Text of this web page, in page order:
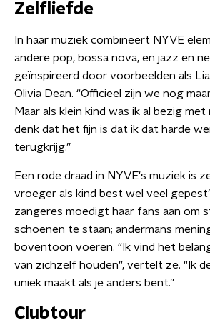
Zelfliefde
In haar muziek combineert NYVE
andere pop, bossa nova, en jazz en
geïnspireerd door voorbeelden als
Olivia Dean. “Officieel zijn we nog
Maar als klein kind was ik al bezig met
denk dat het fijn is dat ik dat harde
terugkrijg.”
Een rode draad in NYVE's muziek is
vroeger als kind best wel veel
zangeres moedigt haar fans aan om
schoenen te staan; andermans
boventoon voeren. “Ik vind het
van zichzelf houden”, vertelt ze. “Ik
uniek maakt als je anders bent.”
Clubtour